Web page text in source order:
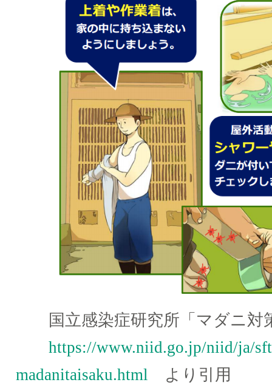
国立感染症研究所「マダニ対
https://www.niid.go.jp/niid/ja/
madanitaisaku.html より引用